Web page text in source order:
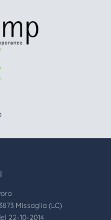
Missaglia (LC)
22-10-2014